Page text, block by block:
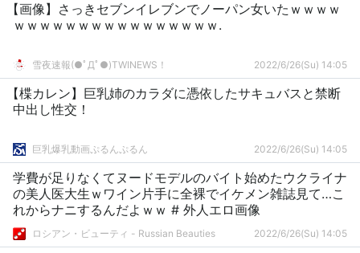
【画像】さっきセブンイレブンでノーパン女いたｗｗｗｗ
ｗｗｗｗｗｗｗｗｗｗｗｗｗｗｗｗ.
雪夜速報(●ﾟДﾟ●)TWINEWS！ 2022/6/26(Su) 14:05
【楪カレン】巨乳姉のカラダに憑依したサキュバスと禁断
中出し性交！
巨乳爆乳動画ぷるんぷるん 2022/6/26(Su) 14:05
学費が足りなくてヌードモデルのバイト始めたウクライナ
の美人医大生ｗワイン片手に全裸でイケメン雑誌見て…こ
れからナニするんだよｗｗ # 外人エロ画像
ロシアン・ビューティ - Russian Beauties 2022/6/26(Su) 14:05